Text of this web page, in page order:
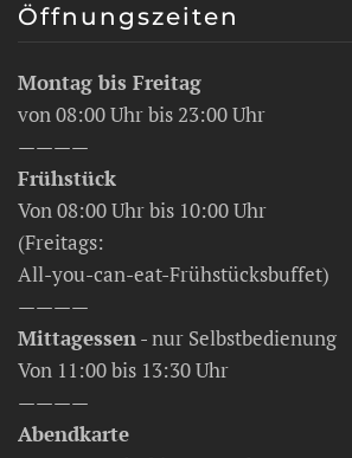
Öffnungszeiten
Montag bis Freitag
von 08:00 Uhr bis 23:00 Uhr
————
Frühstück
Von 08:00 Uhr bis 10:00 Uhr
(Freitags:
All-you-can-eat-Frühstücksbuffet)
————
Mittagessen- nur Selbstbedienung
Von 11:00 bis 13:30 Uhr
————
Abendkarte